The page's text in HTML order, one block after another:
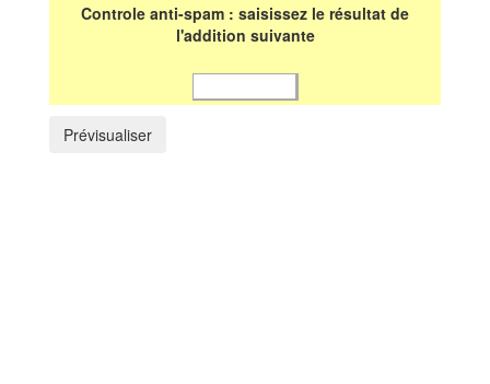
Controle anti-spam : saisissez le résultat de
l'addition suivante